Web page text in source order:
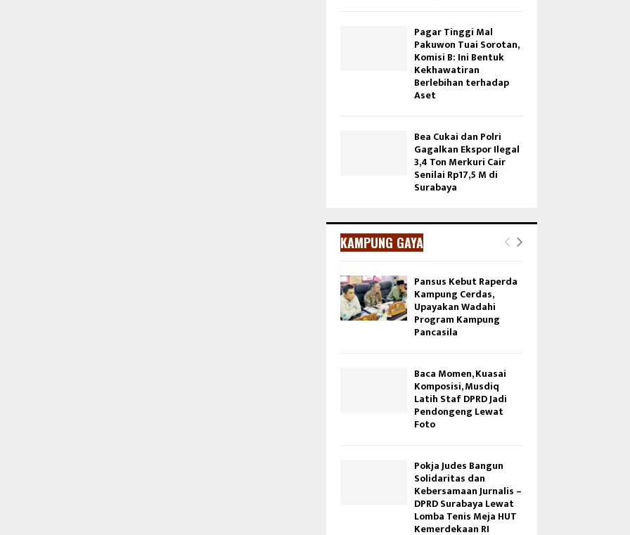
Pagar Tinggi Mal
Pakuwon Tuai Sorotan,
Komisi B: Ini Bentuk
Kekhawatiran
Berlebihan terhadap
Aset
Bea Cukai dan Polri
Gagalkan Ekspor Ilegal
3,4 Ton Merkuri Cair
Senilai Rp17,5 M di
Surabaya
KAMPUNG GAYA
Pansus Kebut Raperda
Kampung Cerdas,
Upayakan Wadahi
Program Kampung
Pancasila
Baca Momen, Kuasai
Komposisi, Musdiq
Latih Staf DPRD Jadi
Pendongeng Lewat
Foto
Pokja Judes Bangun
Solidaritas dan
Kebersamaan Jurnalis –
DPRD Surabaya Lewat
Lomba Tenis Meja HUT
Kemerdekaan RI